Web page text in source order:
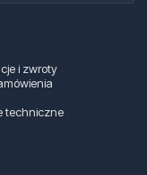
i zwroty
techniczne